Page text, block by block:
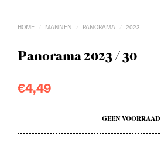
HOME / MANNEN / PANORAMA / 2023
Panorama 2023 / 30
€4,49
GEEN VOORRAAD